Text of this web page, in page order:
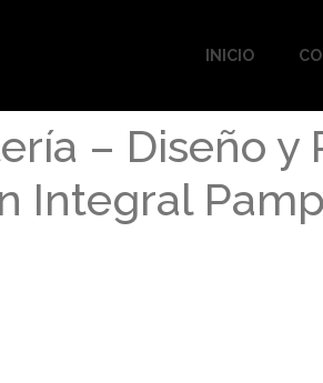
INICIO
– Diseño
Integral